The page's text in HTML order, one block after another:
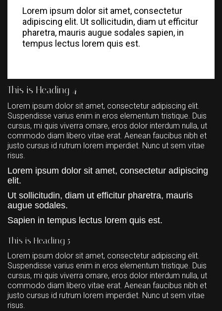
Lorem ipsum dolor sit amet, consectetur
adipiscing elit. Ut sollicitudin, diam ut efficitur
pharetra, mauris augue sodales sapien, in
tempus lectus lorem quis est.
This is Heading 4
Lorem ipsum dolor sit amet, consectetur adipiscing elit.
Suspendisse varius enim in eros elementum tristique. Duis
cursus, mi quis viverra ornare, eros dolor interdum nulla, ut
commodo diam libero vitae erat. Aenean faucibus nibh et
justo cursus id rutrum lorem imperdiet. Nunc ut sem vitae
risus.
Lorem ipsum dolor sit amet, consectetur adipiscing
elit.
Ut sollicitudin, diam ut efficitur pharetra, mauris
augue sodales.
Sapien in tempus lectus lorem quis est.
This is Heading 5
Lorem ipsum dolor sit amet, consectetur adipiscing elit.
Suspendisse varius enim in eros elementum tristique. Duis
cursus, mi quis viverra ornare, eros dolor interdum nulla, ut
commodo diam libero vitae erat. Aenean faucibus nibh et
justo cursus id rutrum lorem imperdiet. Nunc ut sem vitae
risus.